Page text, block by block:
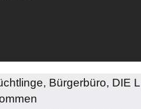
, Bürgerbüro, DIE